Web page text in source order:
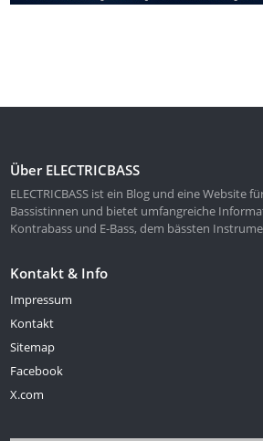
Über ELECTRICBASS
ELECTRICBASS ist ein Blog und eine Website
Bassistinnen und bietet umfangreiche
Kontrabass und E-Bass, dem bässten
Kontakt & Info
Impressum
Kontakt
Sitemap
Facebook
X.com